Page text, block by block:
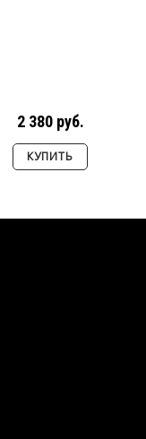
2 380 руб.
КУПИТЬ